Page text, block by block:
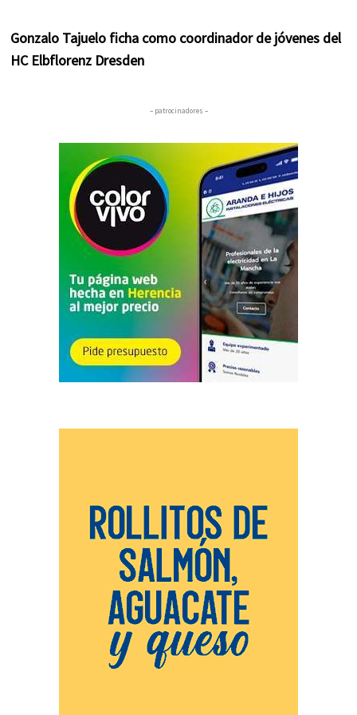
Gonzalo Tajuelo ficha como coordinador de jóvenes del
HC Elbflorenz Dresden
– patrocinadores –